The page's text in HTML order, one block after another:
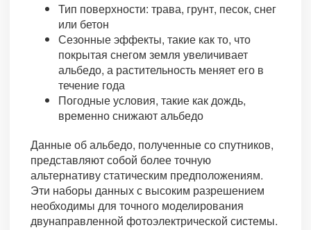
Тип поверхности: трава, грунт, песок, снег
или бетон
Сезонные эффекты, такие как то, что
покрытая снегом земля увеличивает
альбедо, а растительность меняет его в
течение года
Погодные условия, такие как дождь,
временно снижают альбедо
Данные об альбедо, полученные со спутников,
представляют собой более точную
альтернативу статическим предположениям.
Эти наборы данных с высоким разрешением
необходимы для точного моделирования
двунаправленной фотоэлектрической системы.